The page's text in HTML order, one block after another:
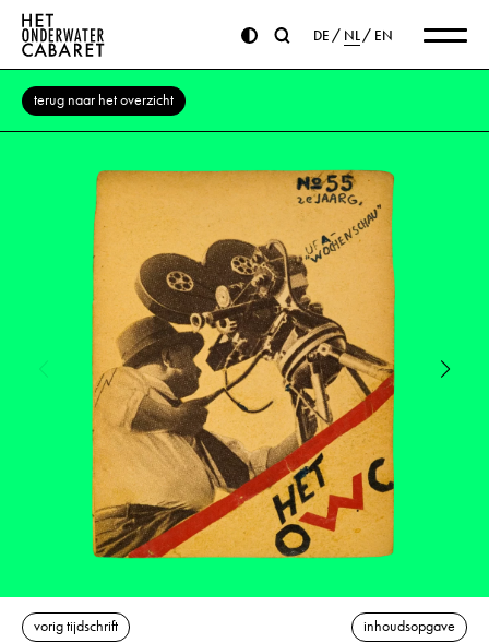
DE NL EN
terug naar het overzicht
vorig tijdschrift inhoudsopgave